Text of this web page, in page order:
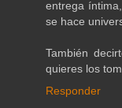
entrega
se hace
También
quieres los
Responder